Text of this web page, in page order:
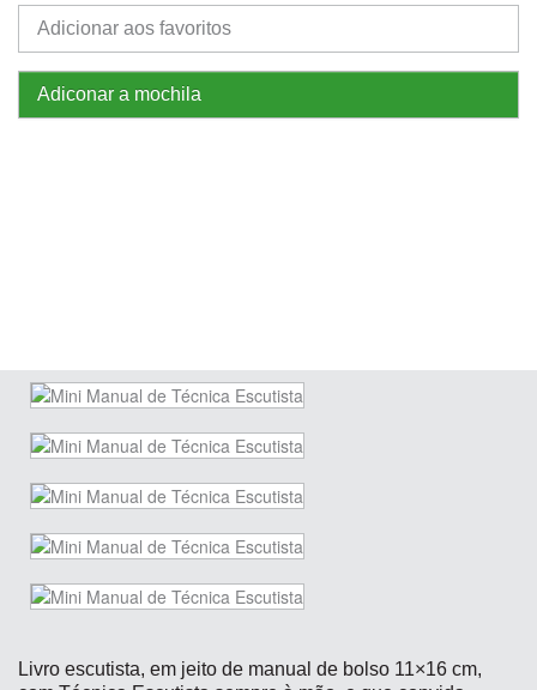
Adicionar aos favoritos
Adiconar a mochila
Livro escutista, em jeito de manual de bolso 11×16 cm,